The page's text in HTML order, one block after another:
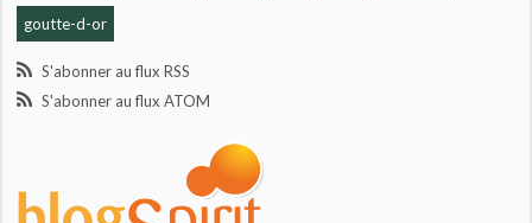
goutte-d-or
S'abonner au flux RSS
S'abonner au flux ATOM